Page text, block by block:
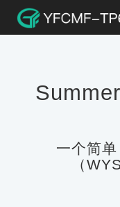
一个简
（